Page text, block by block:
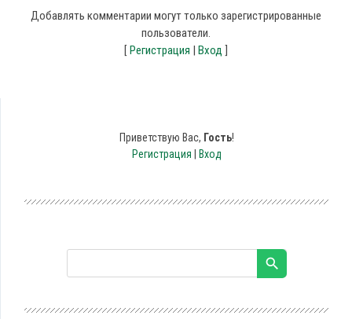
Добавлять комментарии могут только зарегистрированные
пользователи.
[Регистрация | Вход ]
Приветствую Вас, Гость!
Регистрация
Вход